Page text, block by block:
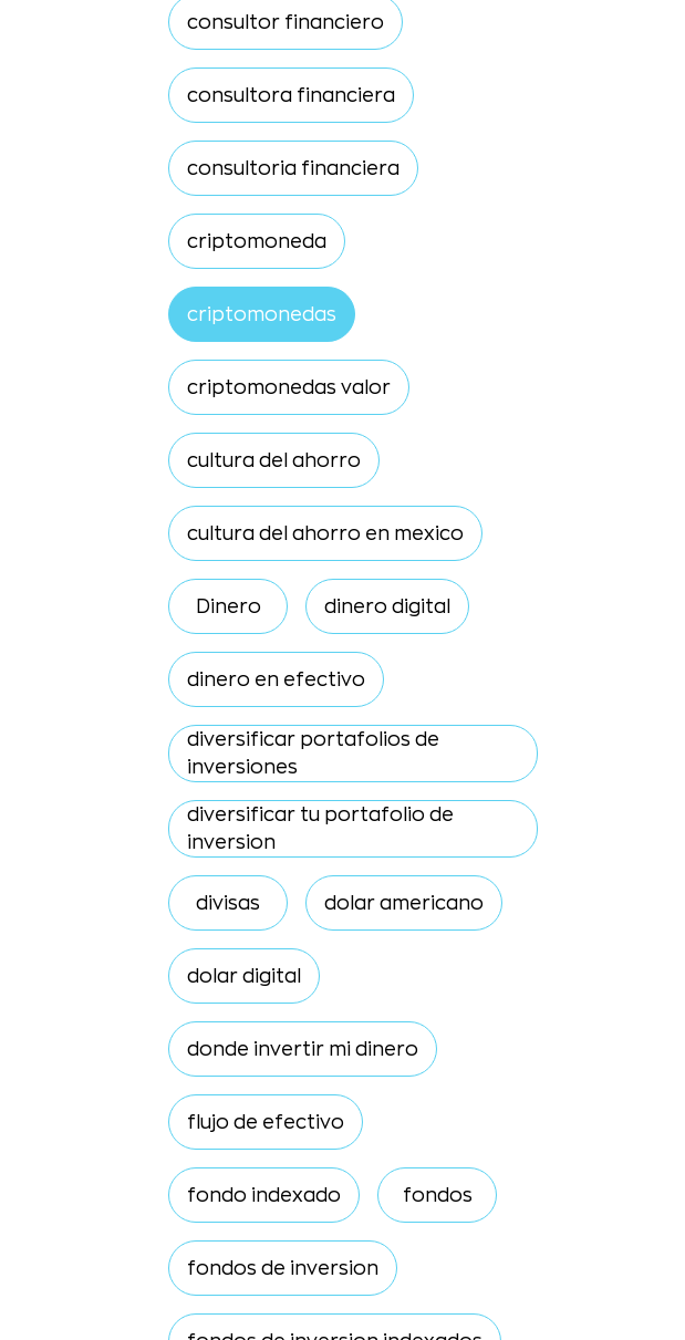
consultor financiero
consultora financiera
consultoria financiera
criptomoneda
criptomonedas
criptomonedas valor
cultura del ahorro
cultura del ahorro en mexico
Dinero dinero digital
dinero en efectivo
diversificar portafolios de
inversiones
diversificar tu portafolio de
inversion
divisas dolar americano
dolar digital
donde invertir mi dinero
flujo de efectivo
fondo indexado fondos
fondos de inversion